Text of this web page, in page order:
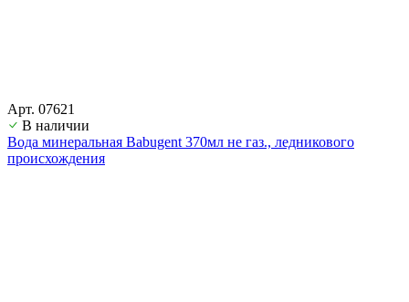
Арт. 07621
В наличии
Вода минеральная Babugent 370мл не газ., ледникового
происхождения